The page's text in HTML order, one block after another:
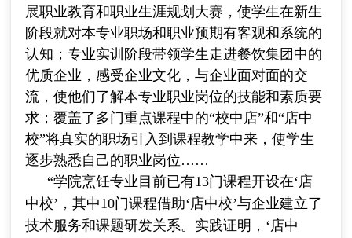
展职业教育和职业生涯规划大赛，使学生在新生
阶段就对本专业职场和职业预期有客观和系统的
认知；专业实训阶段带领学生走进餐饮集团中的
优质企业，感受企业文化，与企业面对面的交
流，使他们了解本专业职业岗位的技能和素质要
求；覆盖了多门重点课程中的“校中店”和“店中
校”将真实的职场引入到课程教学中来，使学生
逐步熟悉自己的职业岗位……
“学院烹饪专业目前已有13门课程开设在‘店
中校’，其中10门课程借助‘店中校’与企业建立了
技术服务和课题研发关系。实践证明，‘店中